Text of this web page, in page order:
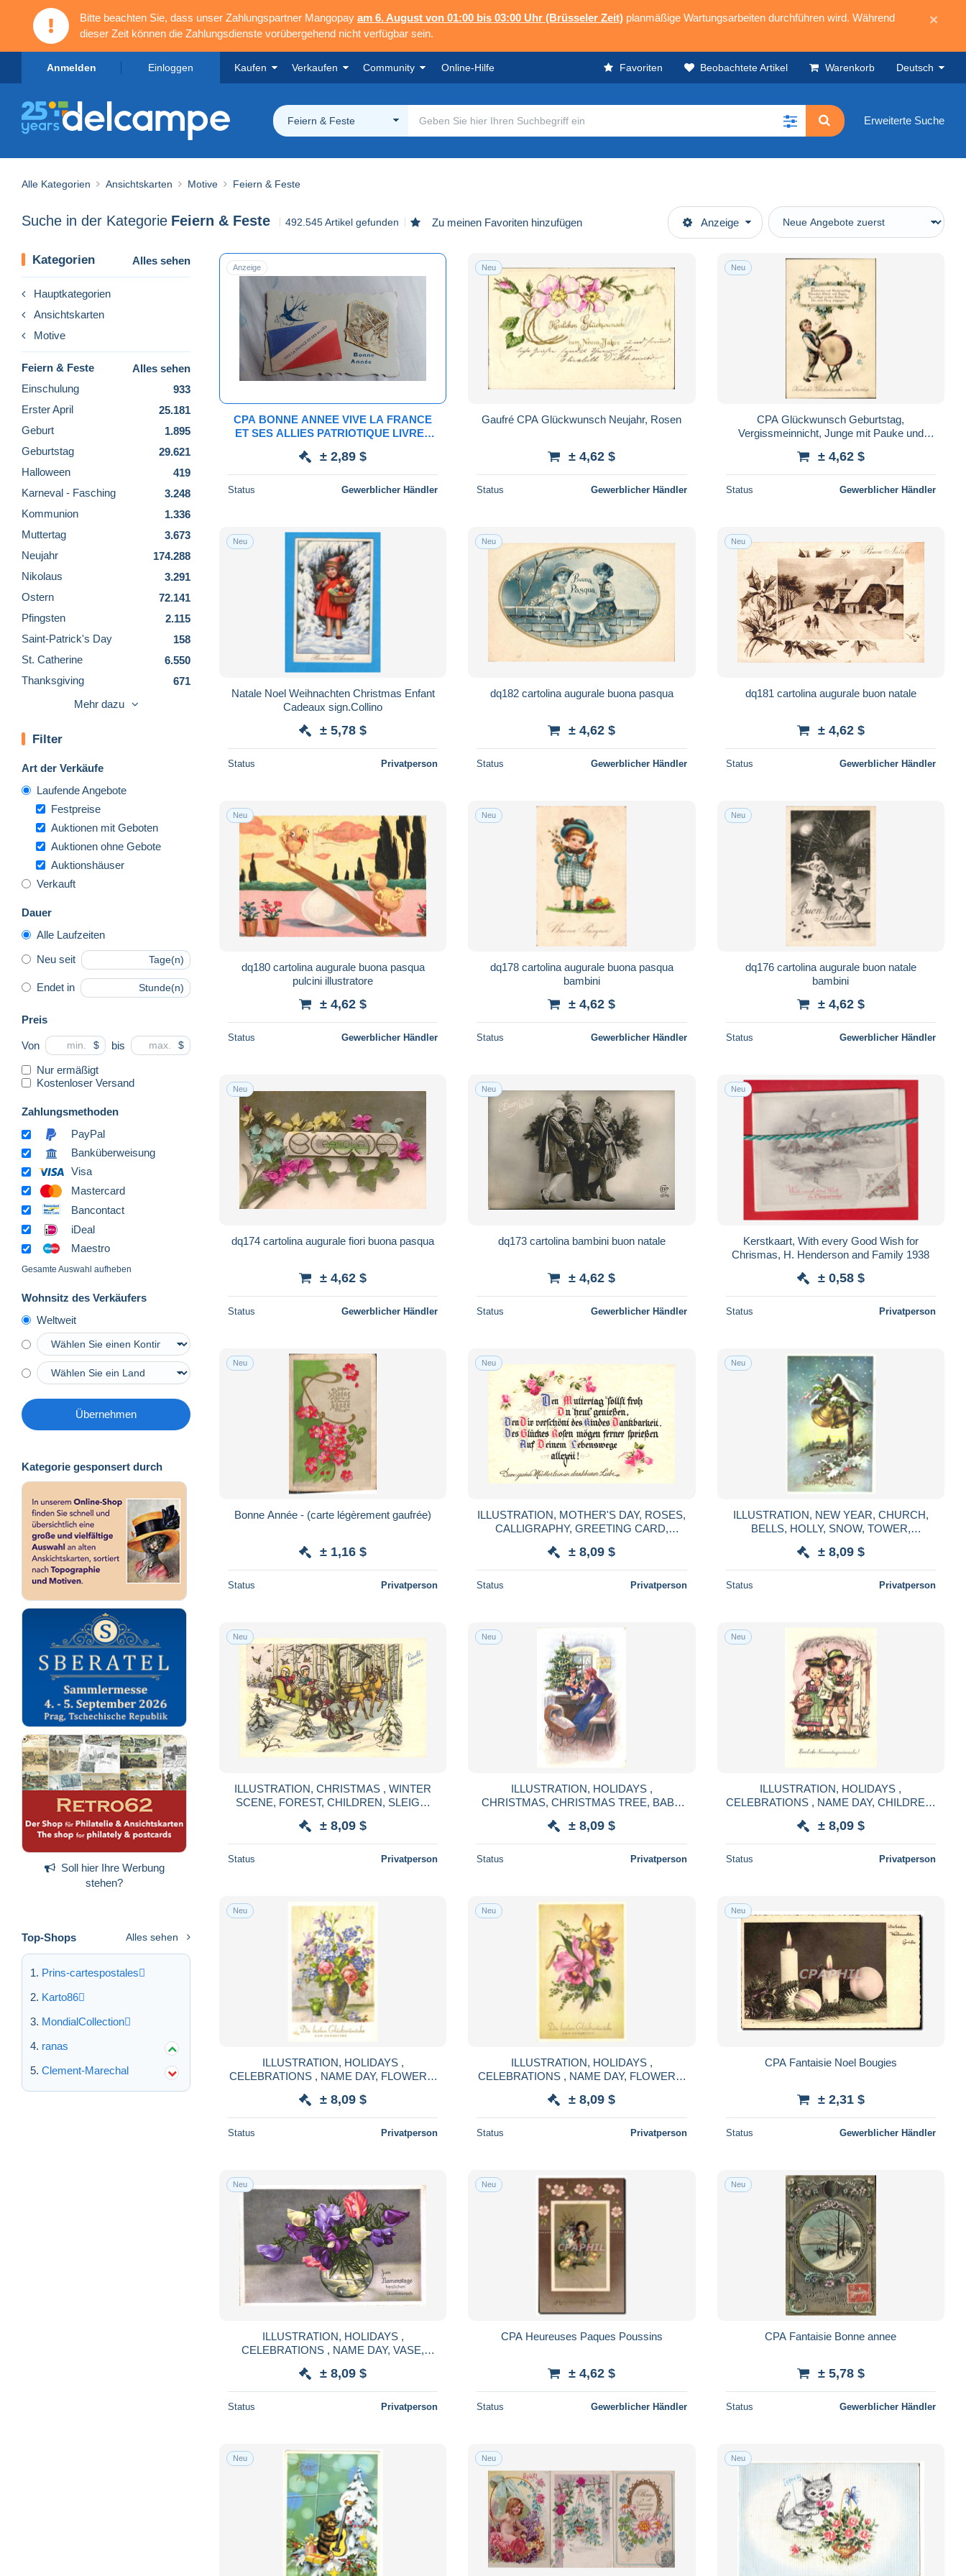
Bitte beachten Sie, dass unser Zahlungspartner Mangopay am 6. August von 01:00 bis 03:00 Uhr (Brüsseler Zeit) planmäßige Wartungsarbeiten durchführen wird. Während
dieser Zeit können die Zahlungsdienste vorübergehend nicht verfügbar sein.
×
Anmelden Einloggen Kaufen Verkaufen Community Online-Hilfe Favoriten Beobachtete Artikel Warenkorb Deutsch
Feiern & Feste Erweiterte Suche
Alle Kategorien Ansichtskarten Motive Feiern & Feste
Suche in der Kategorie Feiern & Feste 492.545 Artikel gefunden Zu meinen Favoriten hinzufügen Anzeige
Kategorien Alles sehen
Hauptkategorien
Ansichtskarten
Motive
Feiern & Feste
Alles sehen
Einschulung
933
Erster April
25.181
Geburt
1.895
Geburtstag
29.621
Halloween
419
Karneval - Fasching
3.248
Kommunion
1.336
Muttertag
3.673
Neujahr
174.288
Nikolaus
3.291
Ostern
72.141
Pfingsten
2.115
Saint-Patrick's Day
158
St. Catherine
6.550
Thanksgiving
671
Valentinstag
Sonstige
Sammlungen & Sammellose
Sonstige & Ohne
Zuordnung
Mehr dazu
Filter
Art der Verkäufe
Laufende Angebote
Festpreise
Auktionen mit Geboten
Auktionen ohne Gebote
Auktionshäuser
Verkauft
Dauer
Alle Laufzeiten
Neu seit Tage(n)
Endet in Stunde(n)
Preis
Von $ bis $
Nur ermäßigt
Kostenloser Versand
Zahlungsmethoden
PayPal
Banküberweisung
Visa
Mastercard
Bancontact
iDeal
Maestro
Gesamte Auswahl aufheben
Wohnsitz des Verkäufers
Weltweit
Übernehmen
Kategorie gesponsert durch
Soll hier Ihre Werbung
stehen?
Top-Shops Alles sehen
Prins-cartespostales
Karto86
MondialCollection
ranas
Clement-Marechal
Anzeige
CPA BONNE ANNEE VIVE LA FRANCE
ET SES ALLIES PATRIOTIQUE LIVRET
HIRONDELLE
± 2,89 $
Status Gewerblicher Händler
Neu
Gaufré CPA Glückwunsch Neujahr, Rosen
± 4,62 $
Status Gewerblicher Händler
Neu
CPA Glückwunsch Geburtstag,
Vergissmeinnicht, Junge mit Pauke und
± 4,62 $
Status Gewerblicher Händler
Neu
Natale Noel Weihnachten Christmas Enfant
Cadeaux sign.Collino
± 5,78 $
Status Privatperson
Neu
dq182 cartolina augurale buona pasqua
± 4,62 $
Status Gewerblicher Händler
Neu
dq181 cartolina augurale buon natale
± 4,62 $
Status Gewerblicher Händler
Neu
dq180 cartolina augurale buona pasqua
pulcini illustratore
± 4,62 $
Status Gewerblicher Händler
Neu
dq178 cartolina augurale buona pasqua
bambini
± 4,62 $
Status Gewerblicher Händler
Neu
dq176 cartolina augurale buon natale
bambini
± 4,62 $
Status Gewerblicher Händler
Neu
dq174 cartolina augurale fiori buona pasqua
± 4,62 $
Status Gewerblicher Händler
Neu
dq173 cartolina bambini buon natale
± 4,62 $
Status Gewerblicher Händler
Neu
Kerstkaart, With every Good Wish for
Chrismas, H. Henderson and Family 1938
± 0,58 $
Status Privatperson
Neu
Bonne Année - (carte légèrement gaufrée)
± 1,16 $
Status Privatperson
Neu
ILLUSTRATION, MOTHER'S DAY, ROSES,
CALLIGRAPHY, GREETING CARD,
± 8,09 $
Status Privatperson
Neu
ILLUSTRATION, NEW YEAR, CHURCH,
BELLS, HOLLY, SNOW, TOWER,
± 8,09 $
Status Privatperson
Neu
ILLUSTRATION, CHRISTMAS , WINTER
SCENE, FOREST, CHILDREN, SLEIGH,
CZECH REPUBLIC
± 8,09 $
Status Privatperson
Neu
ILLUSTRATION, HOLIDAYS ,
CHRISTMAS, CHRISTMAS TREE, BABY
POSTCARD, CZECH REPUBLIC
± 8,09 $
Status Privatperson
Neu
ILLUSTRATION, HOLIDAYS ,
CELEBRATIONS , NAME DAY, CHILDREN,
BASKET, BIRD, POSTCARD,AUSTRIA
± 8,09 $
Status Privatperson
Neu
ILLUSTRATION, HOLIDAYS ,
CELEBRATIONS , NAME DAY, FLOWERS,
AUSTRIA
± 8,09 $
Status Privatperson
Neu
ILLUSTRATION, HOLIDAYS ,
CELEBRATIONS , NAME DAY, FLOWERS,
AUSTRIA
± 8,09 $
Status Privatperson
Neu
CPA Fantaisie Noel Bougies
± 2,31 $
Status Gewerblicher Händler
Neu
ILLUSTRATION, HOLIDAYS ,
CELEBRATIONS , NAME DAY, VASE,
POSTCARD, AUSTRIA
± 8,09 $
Status Privatperson
Neu
CPA Heureuses Paques Poussins
± 4,62 $
Status Gewerblicher Händler
Neu
CPA Fantaisie Bonne annee
± 5,78 $
Status Gewerblicher Händler
Neu Neu Neu